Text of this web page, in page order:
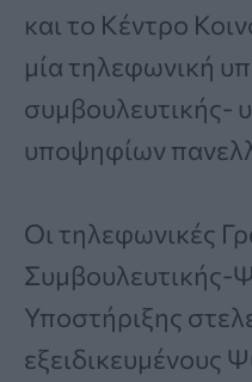
και το Κέντρο
μία τηλεφωνική
συμβουλευτικής-
υποψηφίων
Οι τηλεφωνικές
Συμβουλευτικής-
Υποστήριξης
εξειδικευμένους